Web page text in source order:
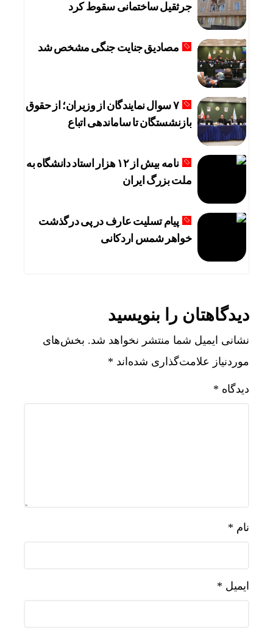
جرثقیل ساختمانی سقوط کرد
مصادیق جنایت جنگی مشخص شد
۷ سوال نمایندگان از وزیران؛ از حقوق
بازنشستگان تا ساماندهی اتباع
نامه بیش از ۱۲ هزار استاد دانشگاه به
ملت بزرگ ایران
پیام تسلیت عارف در پی درگذشت
خواهر شمس اردکانی
دیدگاهتان را بنویسید
نشانی ایمیل شما منتشر نخواهد شد. بخش‌های
موردنیاز علامت‌گذاری شده‌اند *
دیدگاه *
نام *
ایمیل *